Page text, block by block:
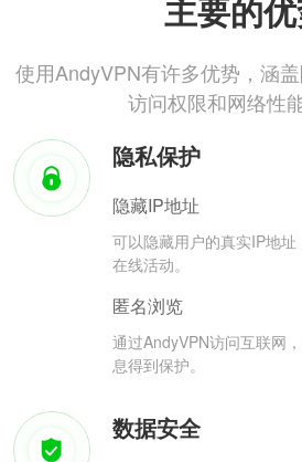
主要的
使用AndyVPN有许多优势，涵盖
访问权限和网络性
隐私保护
隐藏IP地址
可以隐藏用户的真实IP地
在线活动。
匿名浏览
通过AndyVPN访问互联网
息得到保护。
数据安全